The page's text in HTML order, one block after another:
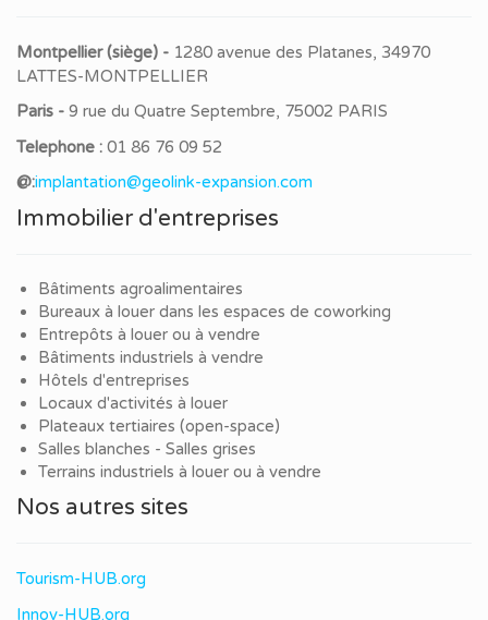
Montpellier (siège) - 1280 avenue des Platanes, 34970
LATTES-MONTPELLIER
Paris - 9 rue du Quatre Septembre, 75002 PARIS
Telephone : 01 86 76 09 52
@:implantation@geolink-expansion.com
Immobilier d'entreprises
Bâtiments agroalimentaires
Bureaux à louer dans les espaces de coworking
Entrepôts à louer ou à vendre
Bâtiments industriels à vendre
Hôtels d'entreprises
Locaux d'activités à louer
Plateaux tertiaires (open-space)
Salles blanches - Salles grises
Terrains industriels à louer ou à vendre
Nos autres sites
Tourism-HUB.org
Innov-HUB.org